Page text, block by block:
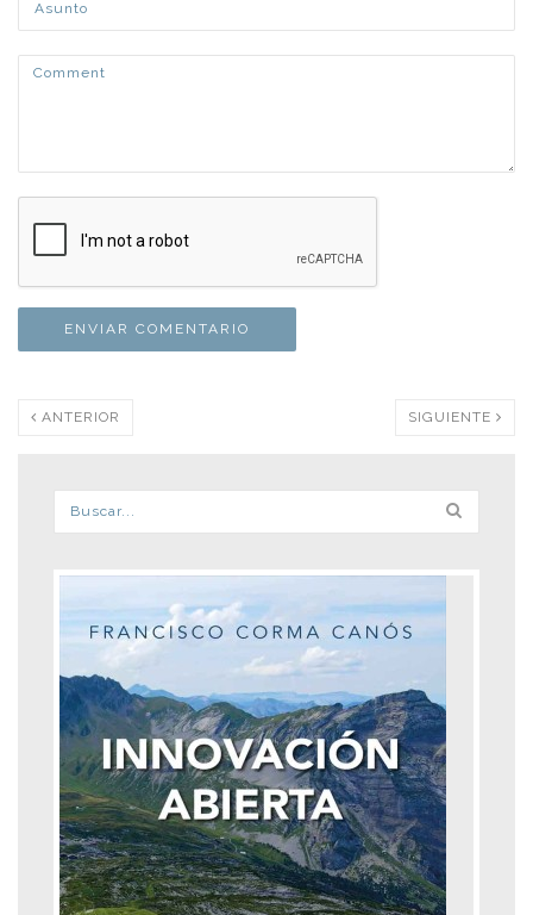
ANTERIOR SIGUIENTE
Formulario de búsqueda